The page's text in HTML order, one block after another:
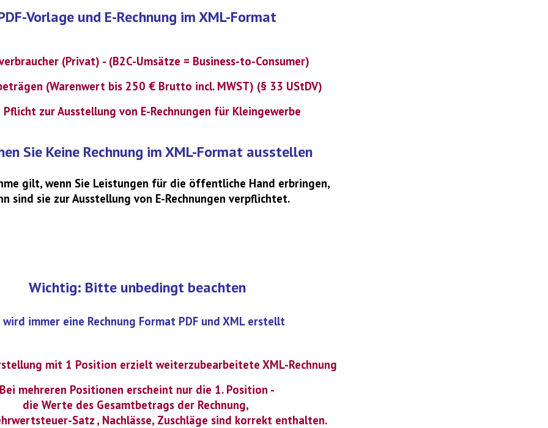
Vorlage und E-Rechnung im XML-Format
(Privat) - (B2C-Umsätze = Business-to-Consumer)
(Warenwert bis 250 € Brutto incl. MWST) (§ 33 UStDV)
Pflicht zur Ausstellung von E-Rechnungen für Kleingewerbe
Sie Keine Rechnung im XML-Format ausstellen
gilt, wenn Sie Leistungen für die öffentliche Hand erbringen,
sind sie zur Ausstellung von E-Rechnungen verpflichtet.
Wichtig: Bitte unbedingt beachten
wird immer eine Rechnung Format PDF und XML erstellt
mit 1 Position erzielt weiterzubearbeitete XML-Rechnung
Bei mehreren Positionen erscheint nur die 1. Position -
die Werte des Gesamtbetrags der Rechnung,
Satz , Nachlässe, Zuschläge sind korrekt enthalten.